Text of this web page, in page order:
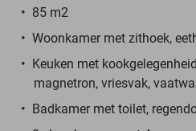
85 m2
Woonkamer met zithoek,
Keuken met
magnetron, vriesvak,
Badkamer met toilet,